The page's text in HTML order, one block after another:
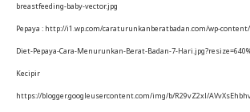
breastfeeding-baby-vector.jpg
Pepaya : http://i1.wp.com/caraturunkanberatbadan.com/wp-
Diet-Pepaya-Cara-Menurunkan-Berat-Badan-7-
https://blogger.googleusercontent.com/img/b/R29vZ2xl/